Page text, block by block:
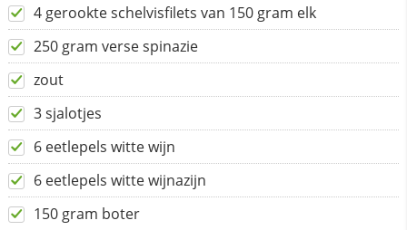
4 gerookte schelvisfilets van 150 gram elk
250 gram verse spinazie
zout
3 sjalotjes
6 eetlepels witte wijn
6 eetlepels witte wijnazijn
150 gram boter